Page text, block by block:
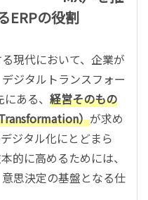
ERPの役割
現代において、企業が
ジタルトランスフォー
ある、 経営そのもの
）が求め
ジタル化にとどまら
的に高めるためには、
思決定の基盤となる仕